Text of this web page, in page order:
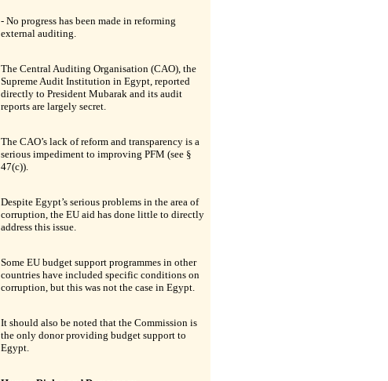
- No progress has been made in reforming
external auditing.
The Central Auditing Organisation (CAO), the
Supreme Audit Institution in Egypt, reported
directly to President Mubarak and its audit
reports are largely secret.
The CAO’s lack of reform and transparency is a
serious impediment to improving PFM (see §
47(c)).
Despite Egypt’s serious problems in the area of
corruption, the EU aid has done little to directly
address this issue.
Some EU budget support programmes in other
countries have included specific conditions on
corruption, but this was not the case in Egypt.
It should also be noted that the Commission is
the only donor providing budget support to
Egypt.